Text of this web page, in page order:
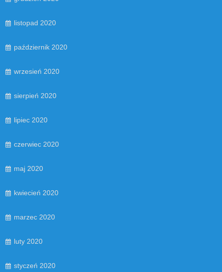
listopad 2020
październik 2020
wrzesień 2020
sierpień 2020
lipiec 2020
czerwiec 2020
maj 2020
kwiecień 2020
marzec 2020
luty 2020
styczeń 2020